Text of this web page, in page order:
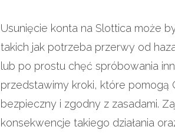
Usunięcie konta na Slottica może
takich jak potrzeba przerwy od
lub po prostu chęć spróbowania
przedstawimy kroki, które pomogą
bezpieczny i zgodny z zasadami.
konsekwencje takiego działania